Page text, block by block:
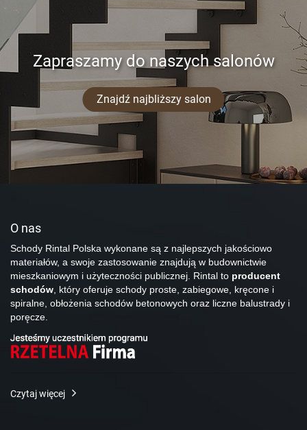
Zapraszamy do naszych salonów
Znajdź najbliższy salon
O nas
Schody Rintal Polska wykonane są z najlepszych jakościowo
materiałów, a swoje zastosowanie znajdują w budownictwie
mieszkaniowym i użyteczności publicznej. Rintal to producent
schodów, który oferuje schody proste, zabiegowe, kręcone i
spiralne, obłożenia schodów betonowych oraz liczne balustrady i
poręcze.
Czytaj więcej